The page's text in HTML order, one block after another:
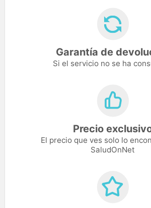
Garantía de
Si el servicio no se ha
Precio
El precio que ves solo lo
SaludOnNet